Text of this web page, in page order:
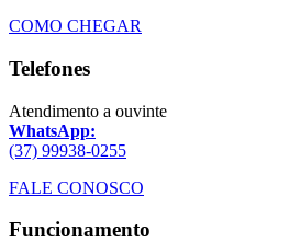
COMO CHEGAR
Telefones
Atendimento a ouvinte
WhatsApp:
(37) 99938-0255
FALE CONOSCO
Funcionamento